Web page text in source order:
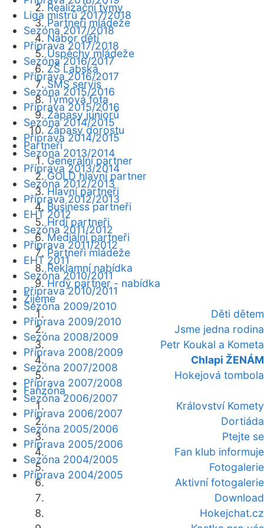
Realizační týmy
Partneři mládeže
Nábor dětí
Úspěchy mládeže
ZŠ Labská
SMS servis
Týmová fota
Zápasy juniorů
Zápasy dorostu
Partneři
Generální partner
GOLD hlavní partner
Hlavní partneři
Business partneři
Hrdí partneři
Mediální partneři
Partneři mládeže
Reklamní nabídka
Hrdý partner - nabídka
Žijeme
Děti dětem
Jsme jedna rodina
Petr Koukal a Kometa
Chlapi ŽENÁM
Hokejová tombola
Fanzóna
Království Komety
Dortiáda
Ptejte se
Fan klub informuje
Fotogalerie
Aktivní fotogalerie
Download
Hokejchat.cz
Liga mistrů 2017/2018
Sezóna 2017/2018
Příprava 2017/2018
Sezóna 2016/2017
Příprava 2016/2017
Sezóna 2015/2016
Příprava 2015/2016
Sezóna 2014/2015
Příprava 2014/2015
Sezóna 2013/2014
Příprava 2013/2014
Sezóna 2012/2013
Příprava 2012/2013
EHT 2012
Sezóna 2011/2012
Příprava 2011/2012
EHT 2011
Sezóna 2010/2011
Příprava 2010/2011
Sezóna 2009/2010
Příprava 2009/2010
Sezóna 2008/2009
Příprava 2008/2009
Sezóna 2007/2008
Příprava 2007/2008
Sezóna 2006/2007
Příprava 2006/2007
Sezóna 2005/2006
Příprava 2005/2006
Sezóna 2004/2005
Příprava 2004/2005